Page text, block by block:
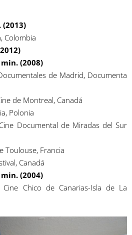
Colombia
(2008)
de Madrid, Documenta
de Montreal, Canadá
Polonia
Documental de Miradas del Sur
Toulouse, Francia
Canadá
(2004)
Chico de Canarias-Isla de La